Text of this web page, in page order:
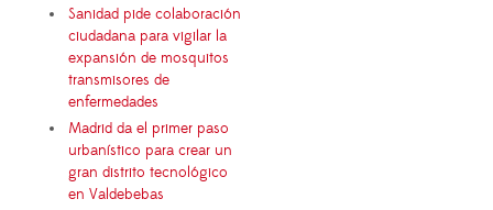
Sanidad pide colaboración
ciudadana para vigilar la
expansión de mosquitos
transmisores de
enfermedades
Madrid da el primer paso
urbanístico para crear un
gran distrito tecnológico
en Valdebebas